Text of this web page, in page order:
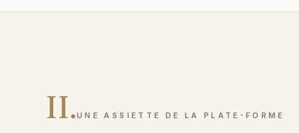
II.UNE ASSIETTE DE LA PLATE-FORME